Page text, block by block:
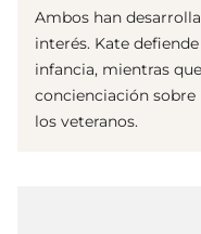
Ambos han
interés. Kate
infancia, mientras
concienciación sobre
los veteranos.